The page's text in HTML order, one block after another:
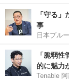
「守る
事
日本プル
「脆弱
的に魅力
Tenable